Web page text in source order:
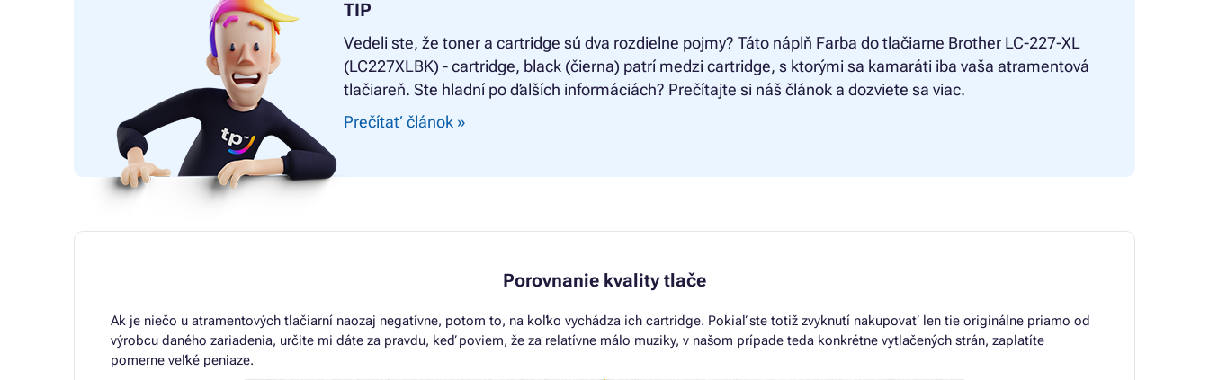
TIP
Vedeli ste, že toner a cartridge sú dva rozdielne pojmy? Táto náplň Farba do tlačiarne Brother LC-227-XL
(LC227XLBK) - cartridge, black (čierna) patrí medzi cartridge, s ktorými sa kamaráti iba vaša atramentová
tlačiareň. Ste hladní po ďalších informáciách? Prečítajte si náš článok a dozviete sa viac.
Prečítať článok »
Porovnanie kvality tlače
Ak je niečo u atramentových tlačiarní naozaj negatívne, potom to, na koľko vychádza ich cartridge. Pokiaľ ste totiž zvyknutí nakupovať len tie originálne priamo od
výrobcu daného zariadenia, určite mi dáte za pravdu, keď poviem, že za relatívne málo muziky, v našom prípade teda konkrétne vytlačených strán, zaplatíte
pomerne veľké peniaze.